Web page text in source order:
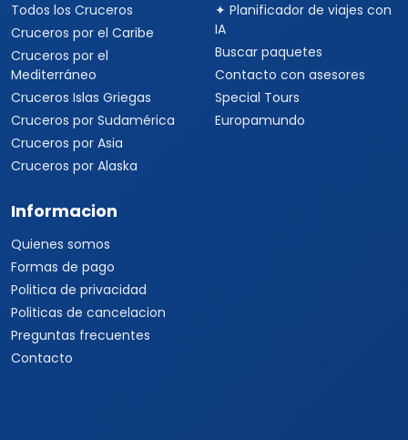
Todos los Cruceros
Cruceros por el Caribe
Cruceros por el
Mediterráneo
Cruceros Islas Griegas
Cruceros por Sudamérica
Cruceros por Asia
Cruceros por Alaska
✦ Planificador de viajes con
IA
Buscar paquetes
Contacto con asesores
Special Tours
Europamundo
Informacion
Quienes somos
Formas de pago
Politica de privacidad
Politicas de cancelacion
Preguntas frecuentes
Contacto